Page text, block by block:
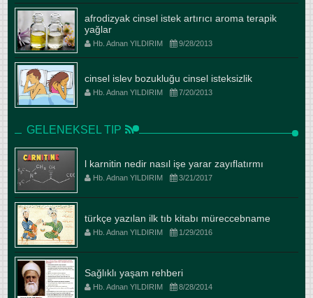
afrodizyak cinsel istek artırıcı aroma terapik
yağlar
Hb. Adnan YILDIRIM 9/28/2013
cinsel islev bozukluğu cinsel isteksizlik
Hb. Adnan YILDIRIM 7/20/2013
GELENEKSEL TIP
l karnitin nedir nasıl işe yarar zayıflatırmı
Hb. Adnan YILDIRIM 3/21/2017
türkçe yazılan ilk tıb kitabı müreccebname
Hb. Adnan YILDIRIM 1/29/2016
Sağlıklı yaşam rehberi
Hb. Adnan YILDIRIM 8/28/2014